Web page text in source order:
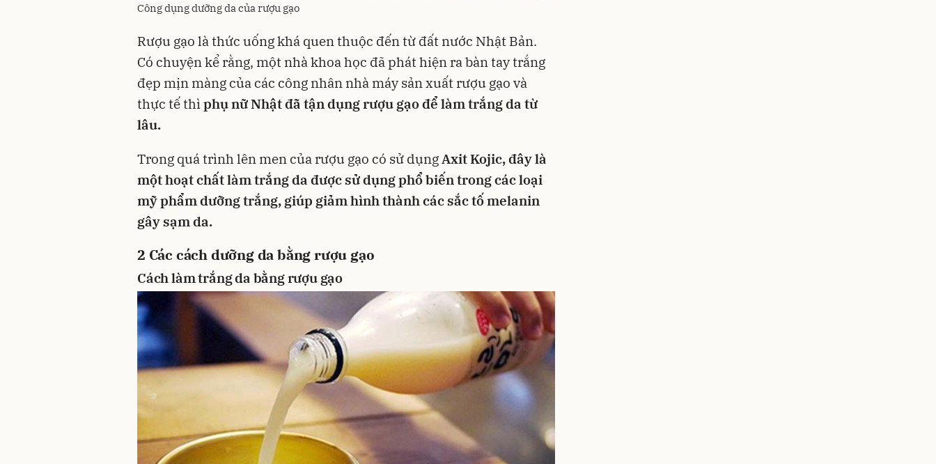
Công dụng dưỡng da của rượu gạo
Rượu gạo là thức uống khá quen thuộc đến từ đất nước Nhật Bản.
Có chuyện kể rằng, một nhà khoa học đã phát hiện ra bàn tay trắng
đẹp mịn màng của các công nhân nhà máy sản xuất rượu gạo và
thực tế thìphụ nữ Nhật đã tận dụng rượu gạo để làm trắng da từ
lâu.
Trong quá trình lên men của rượu gạo có sử dụngAxit Kojic, đây là
một hoạt chất làm trắng da được sử dụng phổ biến trong các loại
mỹ phẩm dưỡng trắng, giúp giảm hình thành các sắc tố melanin
gây sạm da.
2 Các cách dưỡng da bằng rượu gạo
Cách làm trắng da bằng rượu gạo